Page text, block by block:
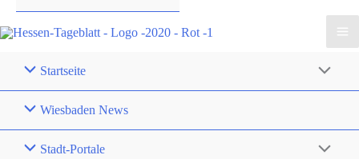
Startseite
Wiesbaden News
Stadt-Portale